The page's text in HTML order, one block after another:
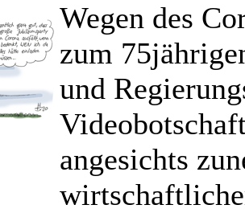
Wegen des
zum
und
angesichts